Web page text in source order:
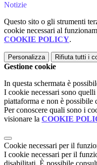
Notizie
Questo sito o gli strumenti
cookie necessari al
COOKIE POLICY.
Personalizza Rifiuta tutti i
Gestione cookie
In questa schermata è
I cookie necessari sono
piattaforma e non è possibile
Per conoscere quali sono i
visionare la COOKIE
Cookie necessari per il
I cookie necessari per il